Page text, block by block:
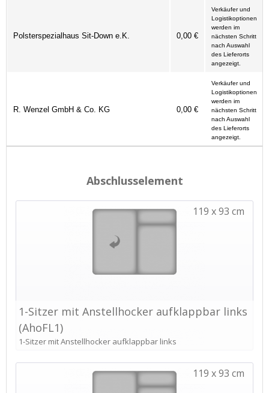
Polsterspezialhaus Sit-Down e.K. 0,00 €
Verkäufer und
Logistikoptionen
werden im
nächsten Schritt
nach Auswahl
des Lieferorts
angezeigt.
R. Wenzel GmbH & Co. KG 0,00 €
Verkäufer und
Logistikoptionen
werden im
nächsten Schritt
nach Auswahl
des Lieferorts
angezeigt.